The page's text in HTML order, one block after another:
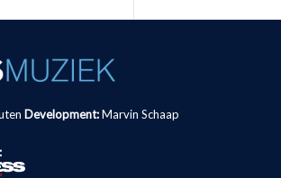
Development:Marvin Schaap